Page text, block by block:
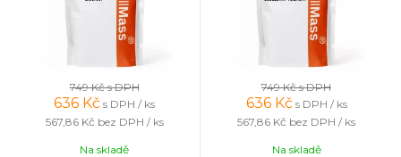
749 Kčs DPH
636 Kč s DPH / ks
567,86 Kč bez DPH / ks
Na skladě
749 Kčs DPH
636 Kč s DPH / ks
567,86 Kč bez DPH / ks
Na skladě